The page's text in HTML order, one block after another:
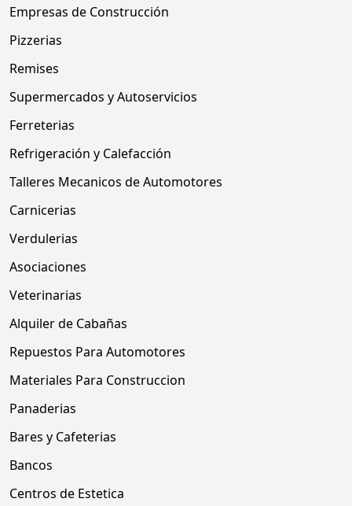
Empresas de Construcción
Pizzerias
Remises
Supermercados y Autoservicios
Ferreterias
Refrigeración y Calefacción
Talleres Mecanicos de Automotores
Carnicerias
Verdulerias
Asociaciones
Veterinarias
Alquiler de Cabañas
Repuestos Para Automotores
Materiales Para Construccion
Panaderias
Bares y Cafeterias
Bancos
Centros de Estetica